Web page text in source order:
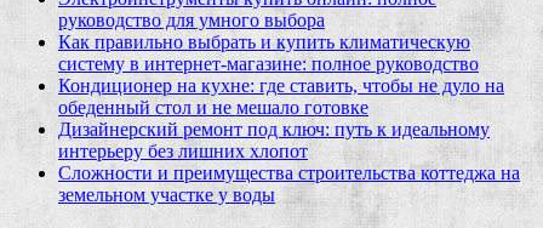
руководство для умного выбора
Как правильно выбрать и купить климатическую
систему в интернет‑магазине: полное руководство
Кондиционер на кухне: где ставить, чтобы не дуло на
обеденный стол и не мешало готовке
Дизайнерский ремонт под ключ: путь к идеальному
интерьеру без лишних хлопот
Сложности и преимущества строительства коттеджа на
земельном участке у воды